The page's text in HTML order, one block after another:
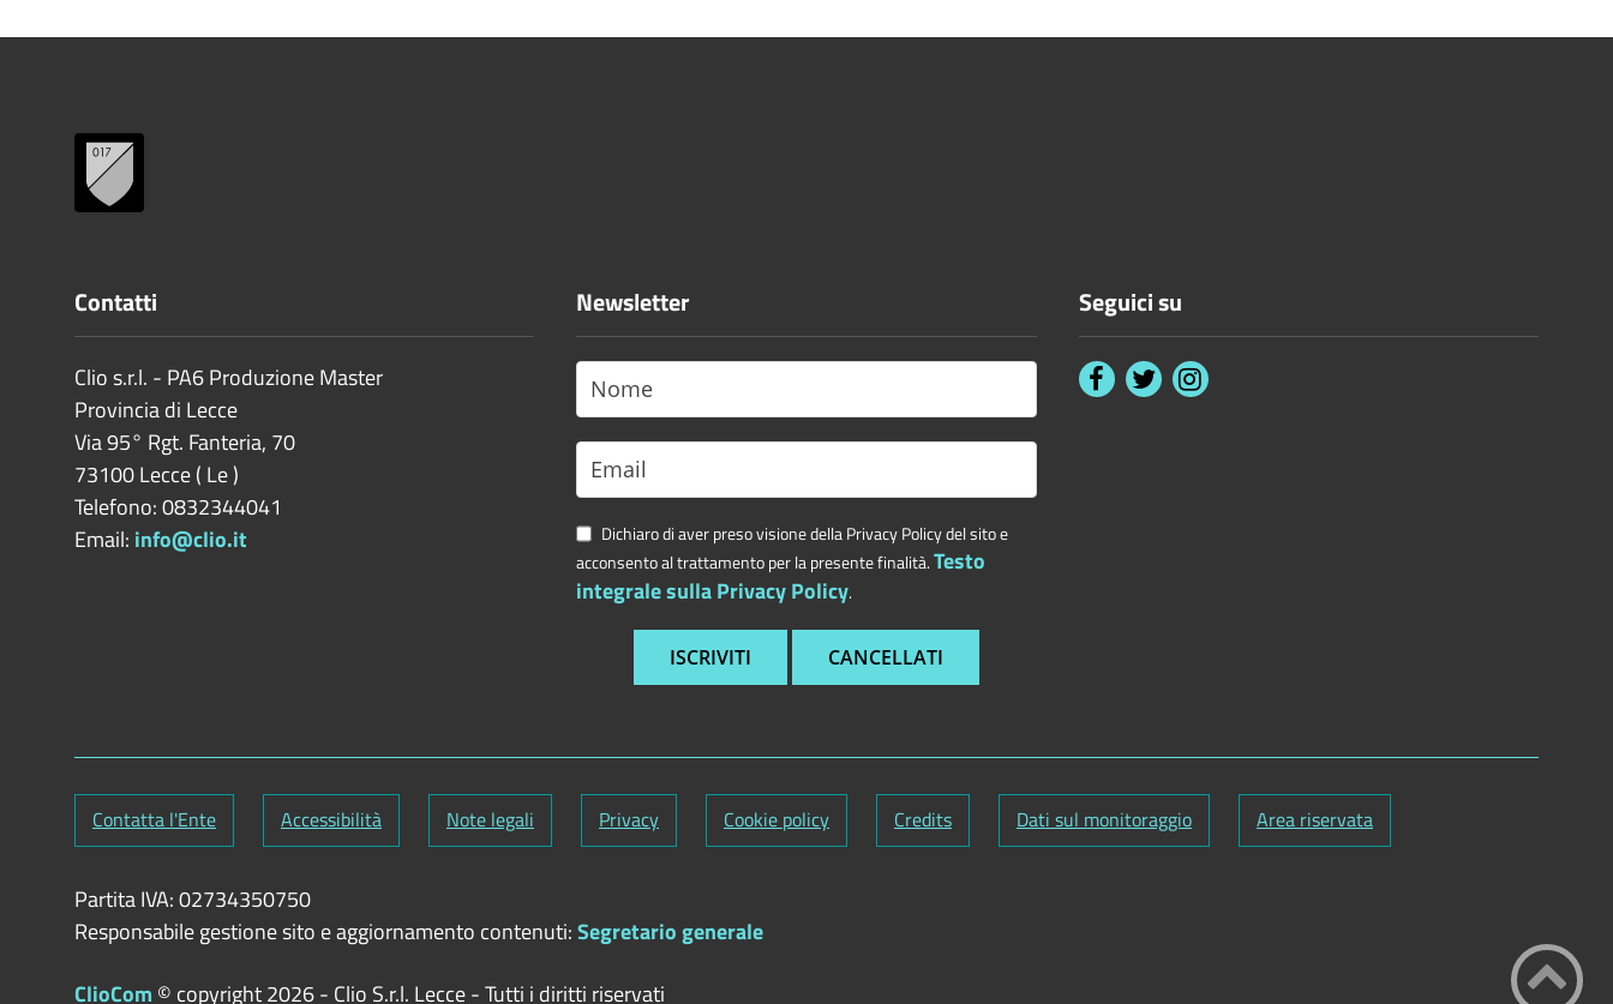
Contatti
Clio s.r.l. - PA6 Produzione Master
Provincia di Lecce
Via 95° Rgt. Fanteria, 70
73100Lecce( Le)
Telefono: 0832344041
Email: info@clio.it
Newsletter
Dichiaro di aver preso visione della Privacy Policy del sito e
acconsento al trattamento per la presente finalità.Testo
integrale sulla Privacy Policy.
Seguici su
Contatta l'Ente Accessibilità Note legali Privacy Cookie policy Credits Dati sul monitoraggio Area riservata
Partita IVA: 02734350750
Responsabile gestione sito e aggiornamento contenuti:Segretario generale
ClioCom © copyright 2026 - Clio S.r.l. Lecce - Tutti i diritti riservati